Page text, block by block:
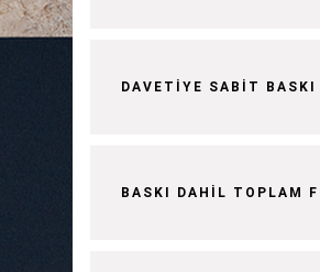
DAVETİYE SABİT BASKI
BASKI DAHİL TOPLAM